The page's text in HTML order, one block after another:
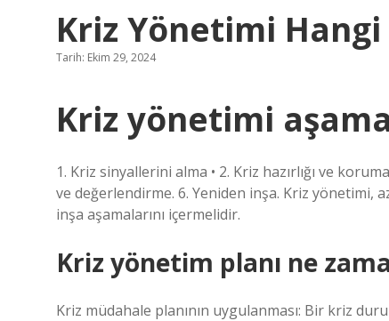
Kriz Yönetimi
Tarih: Ekim 29, 2024
Kriz yönetimi
1. Kriz sinyallerini alma • 2. Kriz hazırlığı ve
ve değerlendirme. 6. Yeniden inşa. Kriz yönetimi,
inşa aşamalarını içermelidir.
Kriz yönetim planı ne
Kriz müdahale planının uygulanması: Bir kriz